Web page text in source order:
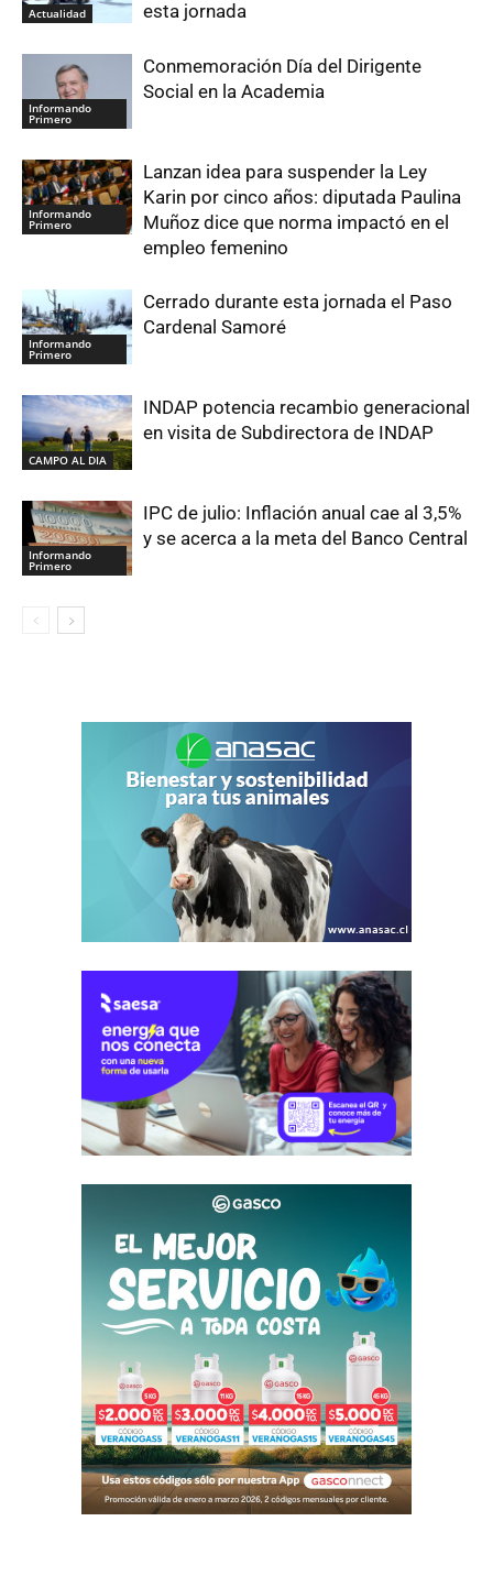
Actualidad esta jornada
Informando
Primero
Conmemoración Día del Dirigente
Social en la Academia
Informando
Primero
Lanzan idea para suspender la Ley
Karin por cinco años: diputada Paulina
Muñoz dice que norma impactó en el
empleo femenino
Informando
Primero
Cerrado durante esta jornada el Paso
Cardenal Samoré
CAMPO AL DIA
INDAP potencia recambio generacional
en visita de Subdirectora de INDAP
Informando
Primero
IPC de julio: Inflación anual cae al 3,5%
y se acerca a la meta del Banco Central